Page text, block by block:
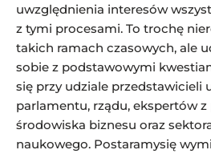
uwzględnienia interesów
z tymi procesami. To trochę
takich ramach czasowych, ale
sobie z podstawowymi
się przy udziale przedstawicieli
parlamentu, rządu, ekspertów
środowiska biznesu oraz
naukowego. Postaramysię